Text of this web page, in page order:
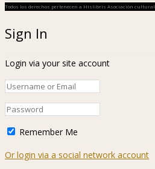
Todos los derechos pertenecen a Hislibris Asociación cultural
Sign In
Login via your site account
Remember Me
Or login via a social network account